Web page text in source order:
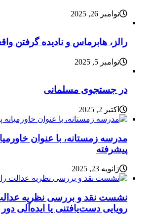
نوامبر 26, 2025
رالز، هابرماس و نادیده گرفتن
نوامبر 5, 2025
در جستجوی مسلمانی
اکتبر 2, 2025
مدرسه زمستانه، با عنوان
پیشرفته
ژانویه 23, 2025
نشست نقد و بررسی نظریه
رویایی دست‌یافتنی یا ایده‌آلی